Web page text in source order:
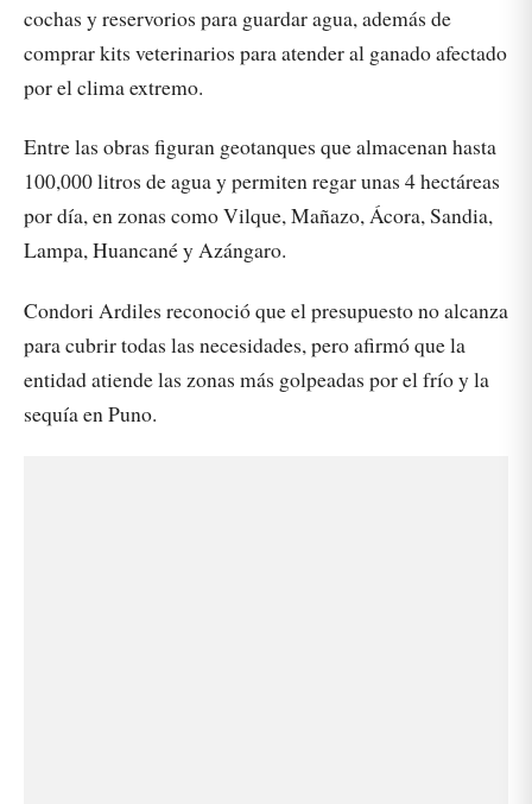
cochas y reservorios para guardar agua, además de
comprar kits veterinarios para atender al ganado afectado
por el clima extremo.
Entre las obras figuran geotanques que almacenan hasta
100,000 litros de agua y permiten regar unas 4 hectáreas
por día, en zonas como Vilque, Mañazo, Ácora, Sandia,
Lampa, Huancané y Azángaro.
Condori Ardiles reconoció que el presupuesto no alcanza
para cubrir todas las necesidades, pero afirmó que la
entidad atiende las zonas más golpeadas por el frío y la
sequía en Puno.